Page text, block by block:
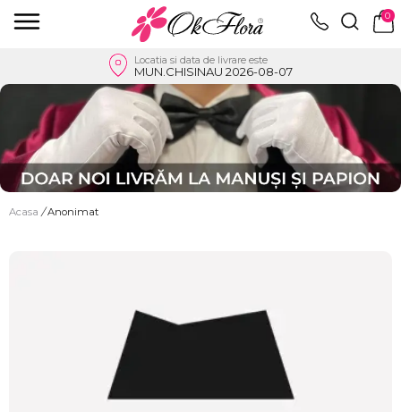
0
Locatia si data de livrare este
MUN.CHISINAU 2026-08-07
Acasa / Anonimat